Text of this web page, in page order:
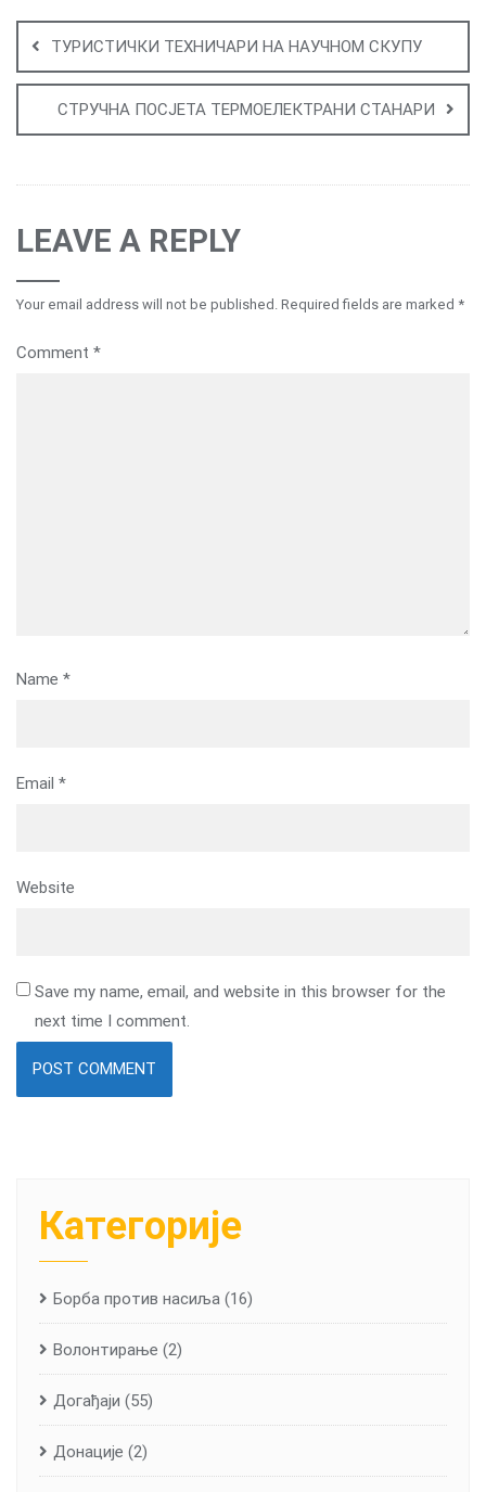
navigation
ТУРИСТИЧКИ ТЕХНИЧАРИ НА НАУЧНОМ СКУПУ
СТРУЧНА ПОСЈЕТА ТЕРМОЕЛЕКТРАНИ СТАНАРИ
LEAVE A REPLY
Your email address will not be published. Required fields are marked *
Comment *
Name *
Email *
Website
Save my name, email, and website in this browser for the
next time I comment.
Категорије
Борба против насиља (16)
Волонтирање (2)
Догађаји (55)
Донације (2)